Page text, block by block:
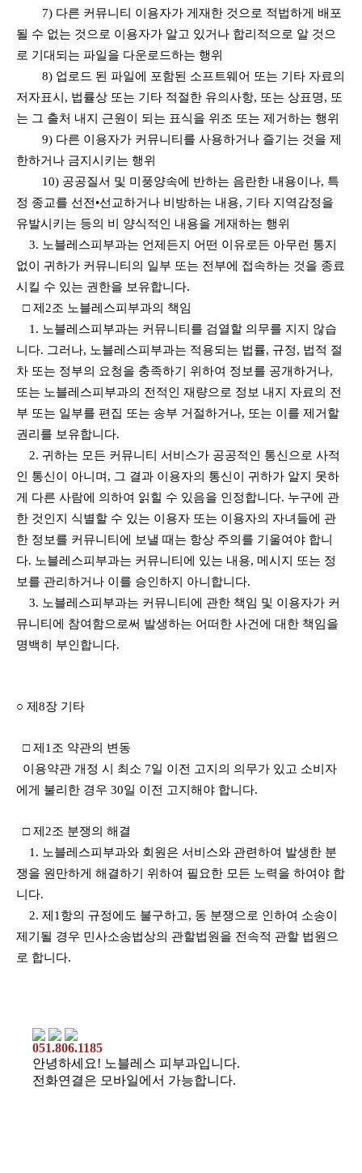
7) 다른 커뮤니티 이용자가 게재한 것으로 적법하게 배포
될 수 없는 것으로 이용자가 알고 있거나 합리적으로 알 것으
로 기대되는 파일을 다운로드하는 행위
8) 업로드 된 파일에 포함된 소프트웨어 또는 기타 자료의
저자표시, 법률상 또는 기타 적절한 유의사항, 또는 상표명, 또
는 그 출처 내지 근원이 되는 표식을 위조 또는 제거하는 행위
9) 다른 이용자가 커뮤니티를 사용하거나 즐기는 것을 제
한하거나 금지시키는 행위
10) 공공질서 및 미풍양속에 반하는 음란한 내용이나, 특
정 종교를 선전•선교하거나 비방하는 내용, 기타 지역감정을
유발시키는 등의 비 양식적인 내용을 게재하는 행위
3. 노블레스피부과는 언제든지 어떤 이유로든 아무런 통지
없이 귀하가 커뮤니티의 일부 또는 전부에 접속하는 것을 종료
시킬 수 있는 권한을 보유합니다.
□ 제2조 노블레스피부과의 책임
1. 노블레스피부과는 커뮤니티를 검열할 의무를 지지 않습
니다. 그러나, 노블레스피부과는 적용되는 법률, 규정, 법적 절
차 또는 정부의 요청을 충족하기 위하여 정보를 공개하거나,
또는 노블레스피부과의 전적인 재량으로 정보 내지 자료의 전
부 또는 일부를 편집 또는 송부 거절하거나, 또는 이를 제거할
권리를 보유합니다.
2. 귀하는 모든 커뮤니티 서비스가 공공적인 통신으로 사적
인 통신이 아니며, 그 결과 이용자의 통신이 귀하가 알지 못하
게 다른 사람에 의하여 읽힐 수 있음을 인정합니다. 누구에 관
한 것인지 식별할 수 있는 이용자 또는 이용자의 자녀들에 관
한 정보를 커뮤니티에 보낼 때는 항상 주의를 기울여야 합니
다. 노블레스피부과는 커뮤니티에 있는 내용, 메시지 또는 정
보를 관리하거나 이를 승인하지 아니합니다.
3. 노블레스피부과는 커뮤니티에 관한 책임 및 이용자가 커
뮤니티에 참여함으로써 발생하는 어떠한 사건에 대한 책임을
명백히 부인합니다.
○ 제8장 기타
□ 제1조 약관의 변동
이용약관 개정 시 최소 7일 이전 고지의 의무가 있고 소비자
에게 불리한 경우 30일 이전 고지해야 합니다.
□ 제2조 분쟁의 해결
1. 노블레스피부과와 회원은 서비스와 관련하여 발생한 분
쟁을 원만하게 해결하기 위하여 필요한 모든 노력을 하여야 합
니다.
2. 제1항의 규정에도 불구하고, 동 분쟁으로 인하여 소송이
제기될 경우 민사소송법상의 관할법원을 전속적 관할 법원으
로 합니다.
051.806.1185
안녕하세요! 노블레스 피부과입니다.
전화연결은 모바일에서 가능합니다.